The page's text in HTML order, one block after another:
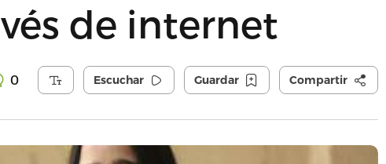
de internet
0 Escuchar Guardar Compartir